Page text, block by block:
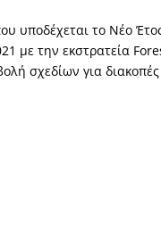
υποδέχεται το Νέο
με την εκστρατεία
σχεδίων για